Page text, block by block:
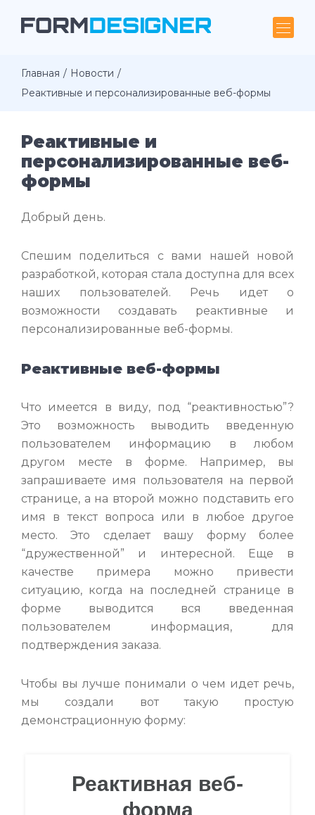
Главная
Новости
Реактивные и персонализированные веб-формы
Реактивные и
персонализированные веб-
формы
Добрый день.
Спешим поделиться с вами нашей новой
разработкой, которая стала доступна для всех
наших пользователей. Речь идет о
возможности создавать реактивные и
персонализированные веб-формы.
Реактивные веб-формы
Что имеется в виду, под “реактивностью”?
Это возможность выводить введенную
пользователем информацию в любом
другом месте в форме. Например, вы
запрашиваете имя пользователя на первой
странице, а на второй можно подставить его
имя в текст вопроса или в любое другое
место. Это сделает вашу форму более
“дружественной” и интересной. Еще в
качестве примера можно привести
ситуацию, когда на последней странице в
форме выводится вся введенная
пользователем информация, для
подтверждения заказа.
Чтобы вы лучше понимали о чем идет речь,
мы создали вот такую простую
демонстрационную форму: